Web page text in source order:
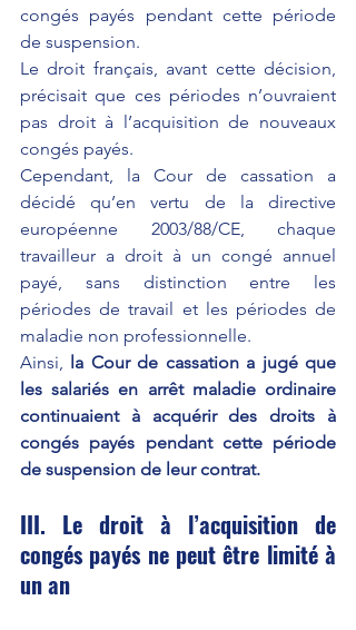
congés payés pendant cette période
de suspension.
Le droit français, avant cette décision,
précisait que ces périodes n’ouvraient
pas droit à l’acquisition de nouveaux
congés payés.
Cependant, la Cour de cassation a
décidé qu’en vertu de la directive
européenne 2003/88/CE, chaque
travailleur a droit à un congé annuel
payé, sans distinction entre les
périodes de travail et les périodes de
maladie non professionnelle.
Ainsi, la Cour de cassation a jugé que
les salariés en arrêt maladie ordinaire
continuaient à acquérir des droits à
congés payés pendant cette période
de suspension de leur contrat.
III. Le droit à l’acquisition de
congés payés ne peut être limité à
un an